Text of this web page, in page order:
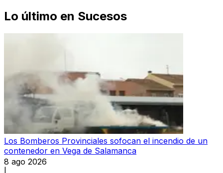
Lo último en Sucesos
Los Bomberos Provinciales sofocan el incendio de un
contenedor en Vega de Salamanca
8 ago 2026